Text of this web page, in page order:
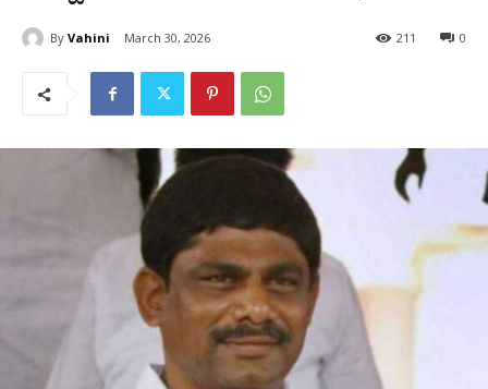
By Vahini March 30, 2026 0
211